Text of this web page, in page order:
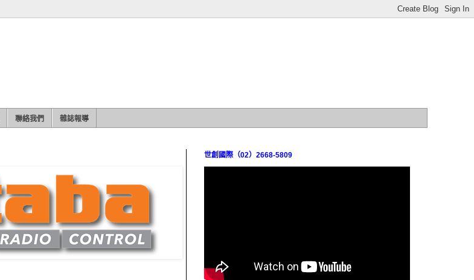
聯絡我們 雜誌報導
世創國際（02）2668-5809